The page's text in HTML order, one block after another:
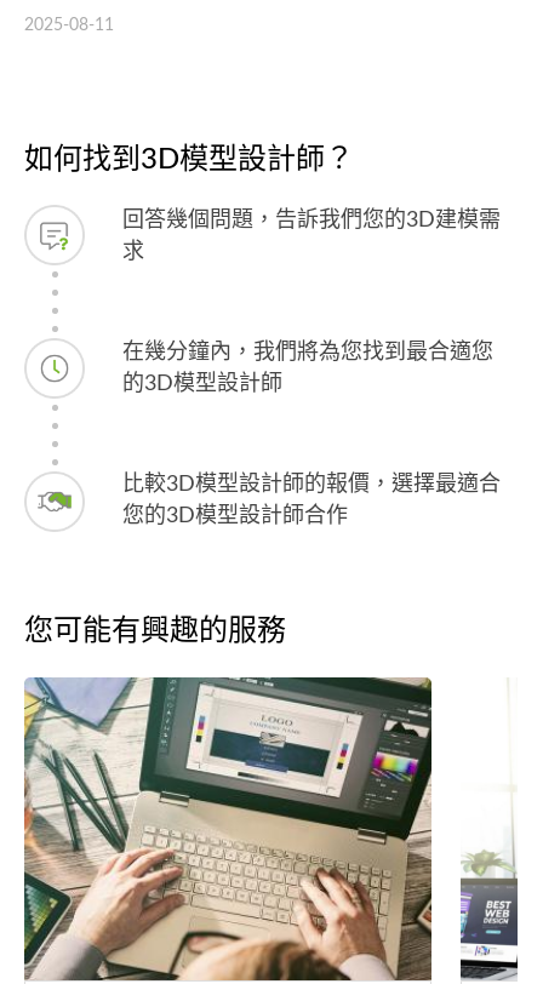
2025-08-11
如何找到3D模型設計師？
回答幾個問題，告訴我們您的3D建模需
求
在幾分鐘內，我們將為您找到最合適您
的3D模型設計師
比較3D模型設計師的報價，選擇最適合
您的3D模型設計師合作
您可能有興趣的服務